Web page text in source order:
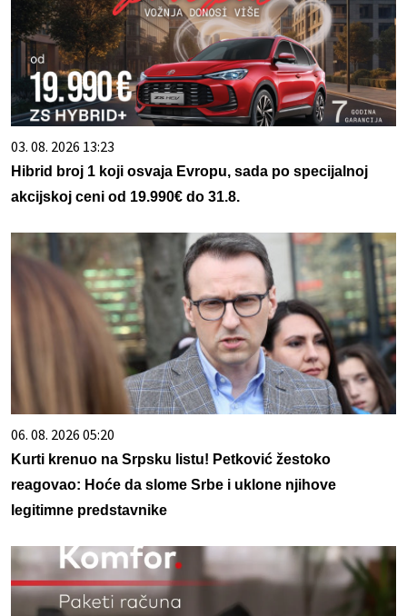
03. 08. 2026 13:23
Hibrid broj 1 koji osvaja Evropu, sada po specijalnoj
akcijskoj ceni od 19.990€ do 31.8.
06. 08. 2026 05:20
Kurti krenuo na Srpsku listu! Petković žestoko
reagovao: Hoće da slome Srbe i uklone njihove
legitimne predstavnike